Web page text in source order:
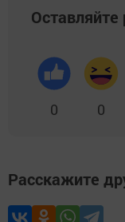
Оставляйте
0 0
Расскажите